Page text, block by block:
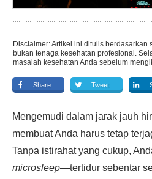
Disclaimer: Artikel ini ditulis berdasarkan
bukan tenaga kesehatan profesional.
masalah kesehatan Anda sebelum
Share Tweet
Mengemudi dalam jarak jauh
membuat Anda harus tetap
Tanpa istirahat yang cukup,
microsleep—tertidur sebentar